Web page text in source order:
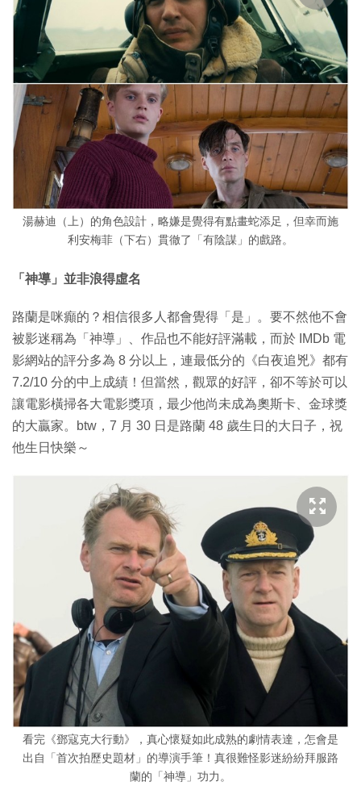
湯赫迪（上）的角色設計，略嫌是覺得有點畫蛇添足，但幸而施
利安梅菲（下右）貫徹了「有陰謀」的戲路。
「神導」並非浪得虛名
路蘭是咪癲的？相信很多人都會覺得「是」。要不然他不會
被影迷稱為「神導」、作品也不能好評滿載，而於 IMDb 電
影網站的評分多為 8 分以上，連最低分的《白夜追兇》都有
7.2/10 分的中上成績！但當然，觀眾的好評，卻不等於可以
讓電影橫掃各大電影獎項，最少他尚未成為奧斯卡、金球獎
的大贏家。btw，7 月 30 日是路蘭 48 歲生日的大日子，祝
他生日快樂～
看完《鄧寇克大行動》，真心懷疑如此成熟的劇情表達，怎會是
出自「首次拍歷史題材」的導演手筆！真很難怪影迷紛紛拜服路
蘭的「神導」功力。